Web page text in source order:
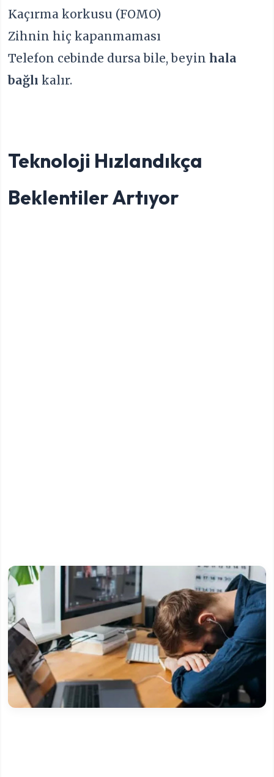
Kaçırma korkusu (FOMO)
Zihnin hiç kapanmaması
Telefon cebinde dursa bile, beyinhala
bağlı kalır.
Teknoloji Hızlandıkça
Beklentiler Artıyor